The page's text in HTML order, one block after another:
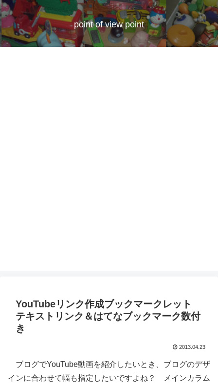
point of view point
YouTubeリンク作成ブックマークレット
テキストリンク＆はてなブックマーク数付
き
2013.04.23
ブログでYouTube動画を紹介したいとき、ブログのデザ
インに合わせて幅も指定したいですよね？ メインカラム